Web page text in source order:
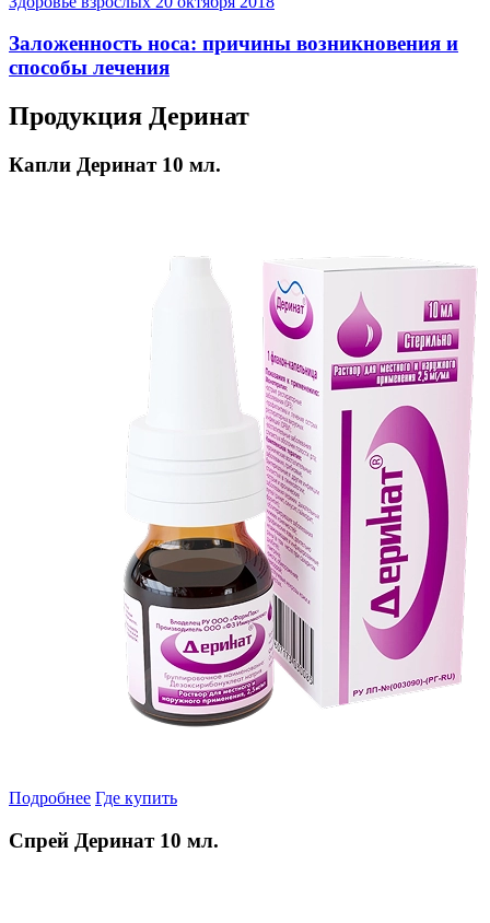
Заложенность носа: причины возникновения и
способы лечения
Продукция Деринат
Капли Деринат 10 мл.
Подробнее Где купить
Спрей Деринат 10 мл.